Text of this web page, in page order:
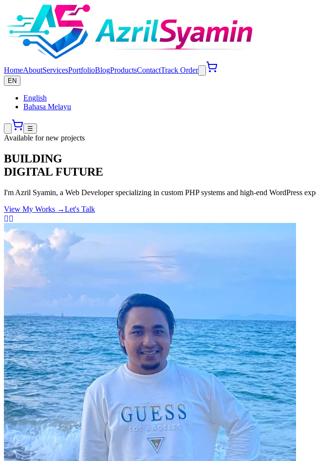
HomeAboutServicesPortfolioBlogProductsContactTrack Order
EN
English
Bahasa Melayu
☰
Available for new projects
BUILDING
DIGITAL FUTURE
I'm Azril Syamin, a Web Developer specializing in custom PHP systems and high-end WordPress
View My Works →Let's Talk